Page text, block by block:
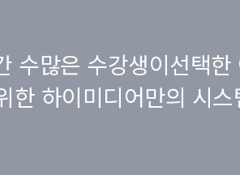
수많은 수강생이선택한
한 하이미디어만의 시